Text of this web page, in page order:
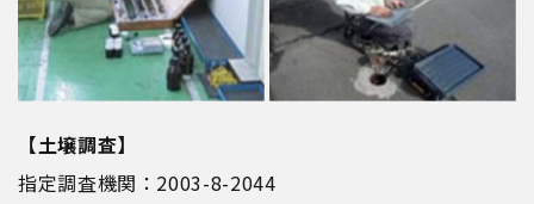
【土壌調査】
指定調査機関：2003-8-2044